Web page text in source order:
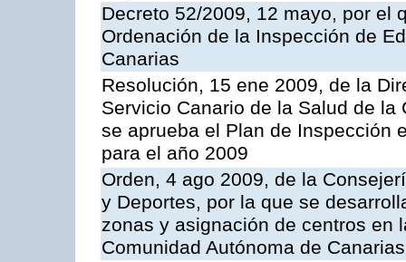
Decreto 52/2009, 12 mayo, por el
Ordenación de la Inspección de
Canarias
Resolución, 15 ene 2009, de la
Servicio Canario de la Salud de
se aprueba el Plan de Inspección
para el año 2009
Orden, 4 ago 2009, de la
y Deportes, por la que se
zonas y asignación de centros en
Comunidad Autónoma de Canarias